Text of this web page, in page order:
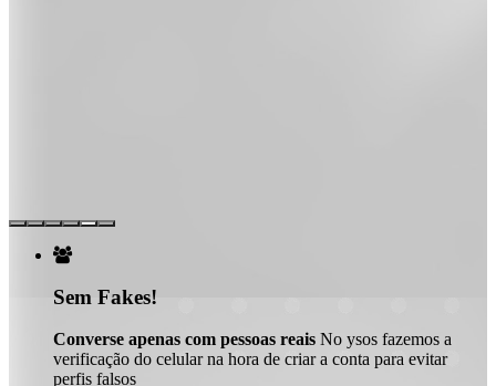

Sem Fakes!
Converse apenas com pessoas reais No ysos fazemos a
verificação do celular na hora de criar a conta para evitar
perfis falsos